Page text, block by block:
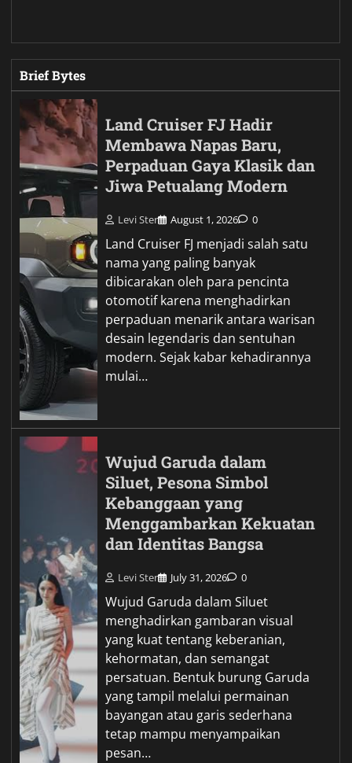
Brief Bytes
Land Cruiser FJ Hadir
Membawa Napas Baru,
Perpaduan Gaya Klasik dan
Jiwa Petualang Modern
Levi Ster August 1, 2026 0
Land Cruiser FJ menjadi salah satu
nama yang paling banyak
dibicarakan oleh para pencinta
otomotif karena menghadirkan
perpaduan menarik antara warisan
desain legendaris dan sentuhan
modern. Sejak kabar kehadirannya
mulai…
Wujud Garuda dalam
Siluet, Pesona Simbol
Kebanggaan yang
Menggambarkan Kekuatan
dan Identitas Bangsa
Levi Ster July 31, 2026 0
Wujud Garuda dalam Siluet
menghadirkan gambaran visual
yang kuat tentang keberanian,
kehormatan, dan semangat
persatuan. Bentuk burung Garuda
yang tampil melalui permainan
bayangan atau garis sederhana
tetap mampu menyampaikan
pesan…